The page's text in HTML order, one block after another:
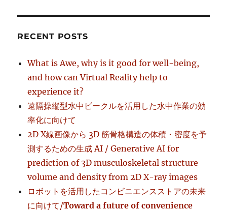
RECENT POSTS
What is Awe, why is it good for well-being,
and how can Virtual Reality help to
experience it?
遠隔操縦型水中ビークルを活用した水中作業の効
率化に向けて
2D X線画像から 3D 筋骨格構造の体積・密度を予
測するための生成 AI / Generative AI for
prediction of 3D musculoskeletal structure
volume and density from 2D X-ray images
ロボットを活用したコンビニエンスストアの未来
に向けて/Toward a future of convenience